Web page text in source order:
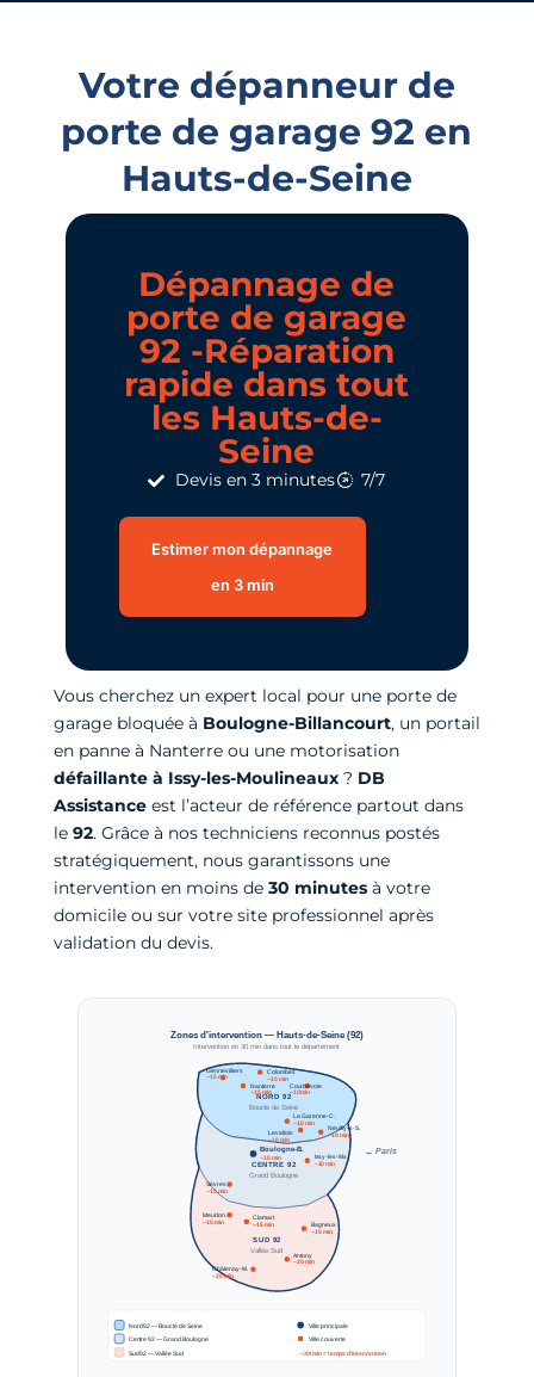
Votre dépanneur de
porte de garage 92 en
Hauts-de-Seine
Dépannage de
porte de garage
92 -Réparation
rapide dans tout
les Hauts-de-
Seine
Devis en 3 minutes 7/7
Estimer mon dépannage
en 3 min
Vous cherchez un expert local pour une porte de
garage bloquée à Boulogne-Billancourt, un portail
en panne à Nanterre ou une motorisation
défaillante à Issy-les-Moulineaux? DB
Assistanceest l’acteur de référence partout dans
le92. Grâce à nos techniciens reconnus postés
stratégiquement, nous garantissons une
intervention en moins de 30 minutesà votre
domicile ou sur votre site professionnel après
validation du devis.